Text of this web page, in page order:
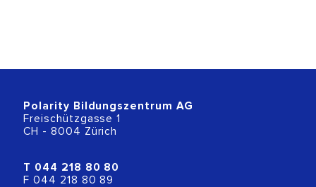
Polarity Bildungszentrum AG
Freischützgasse 1
CH - 8004 Zürich
T 044 218 80 80
F 044 218 80 89